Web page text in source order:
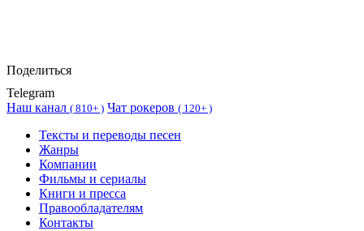
Поделиться
Telegram
Наш канал ( 810+ ) Чат рокеров ( 120+ )
Тексты и переводы песен
Жанры
Компании
Фильмы и сериалы
Книги и пресса
Правообладателям
Контакты